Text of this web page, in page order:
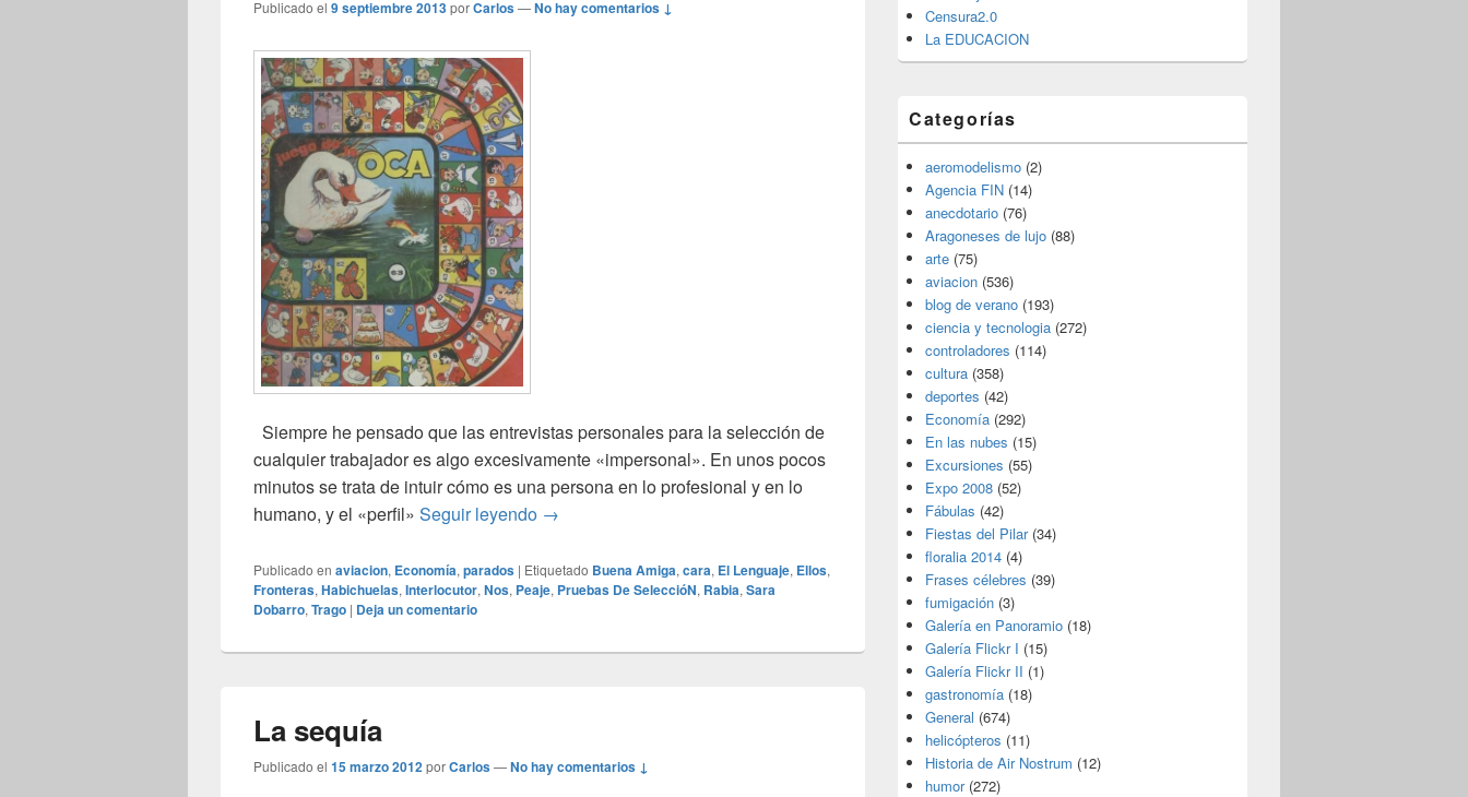
Publicado el 9 septiembre 2013porCarlos—No hay comentarios ↓
Siempre he pensado que las entrevistas personales para la selección de
cualquier trabajador es algo excesivamente «impersonal». En unos pocos
minutos se trata de intuir cómo es una persona en lo profesional y en lo
humano, y el «perfil» Seguir leyendo Pruebas de selección
→
Publicado en aviacion, Economía, parados | Etiquetado Buena Amiga, cara, El Lenguaje, Ellos,
Fronteras, Habichuelas, Interlocutor, Nos, Peaje, Pruebas De SeleccióN, Rabia, Sara
Dobarro, Trago | Deja un comentario
La sequía
Publicado el 15 marzo 2012porCarlos—No hay comentarios ↓
Censura2.0
La EDUCACION
Categorías
aeromodelismo (2)
Agencia FIN (14)
anecdotario (76)
Aragoneses de lujo (88)
arte (75)
aviacion (536)
blog de verano (193)
ciencia y tecnologia (272)
controladores (114)
cultura (358)
deportes (42)
Economía (292)
En las nubes (15)
Excursiones (55)
Expo 2008 (52)
Fábulas (42)
Fiestas del Pilar(34)
floralia 2014 (4)
Frases célebres (39)
fumigación (3)
Galería en Panoramio (18)
Galería Flickr I (15)
Galería Flickr II (1)
gastronomía (18)
General (674)
helicópteros (11)
Historia de Air Nostrum (12)
humor(272)